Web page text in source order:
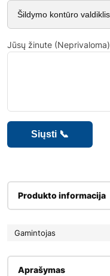
Jūsų žinute (Neprivaloma)
Produkto informacija
Gamintojas
Aprašymas